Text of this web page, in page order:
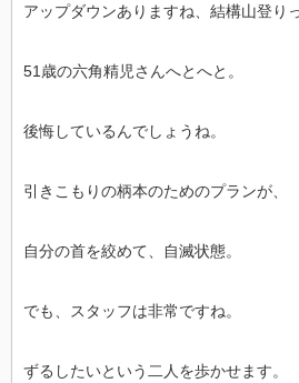
アップダウンありますね、結構山登り
51歳の六角精児さんへとへと。
後悔しているんでしょうね。
引きこもりの柄本のためのプランが、
自分の首を絞めて、自滅状態。
でも、スタッフは非常ですね。
ずるしたいという二人を歩かせます。